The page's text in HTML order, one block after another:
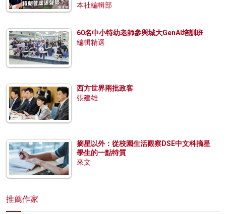
本社編輯部
60名中小特幼老師參與城大GenAI培訓班
編輯精選
西方世界兩批政客
張建雄
摘星以外：從校園生活觀察DSE中文科摘星
學生的一點特質
來文
推薦作家